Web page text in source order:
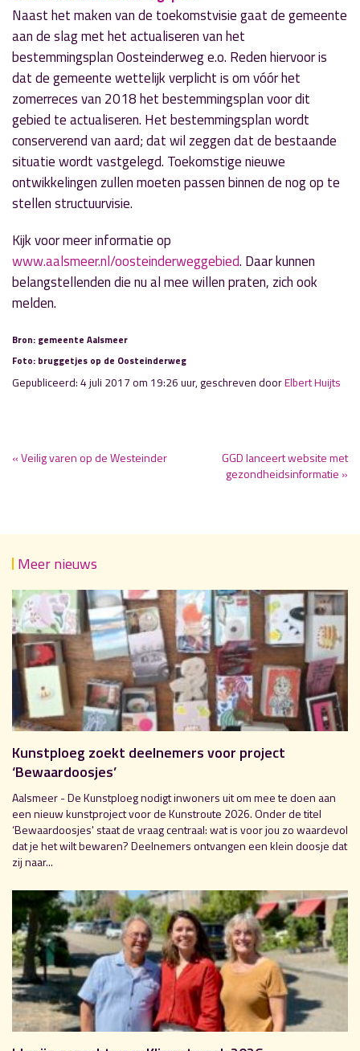
Naast het maken van de toekomstvisie gaat de gemeente
aan de slag met het actualiseren van het
bestemmingsplan Oosteinderweg e.o. Reden hiervoor is
dat de gemeente wettelijk verplicht is om vóór het
zomerreces van 2018 het bestemmingsplan voor dit
gebied te actualiseren. Het bestemmingsplan wordt
conserverend van aard; dat wil zeggen dat de bestaande
situatie wordt vastgelegd. Toekomstige nieuwe
ontwikkelingen zullen moeten passen binnen de nog op te
stellen structuurvisie.
Kijk voor meer informatie op
www.aalsmeer.nl/oosteinderweggebied. Daar kunnen
belangstellenden die nu al mee willen praten, zich ook
melden.
Bron: gemeente Aalsmeer
Foto: bruggetjes op de Oosteinderweg
Gepubliceerd: 4 juli 2017 om 19:26 uur, geschreven doorElbert Huijts
« Veilig varen op de Westeinder
GGD lanceert website met
gezondheidsinformatie »
Meer nieuws
Kunstploeg zoekt deelnemers voor project
‘Bewaardoosjes’
Aalsmeer - De Kunstploeg nodigt inwoners uit om mee te doen aan
een nieuw kunstproject voor de Kunstroute 2026. Onder de titel
‘Bewaardoosjes' staat de vraag centraal: wat is voor jou zo waardevol
dat je het wilt bewaren? Deelnemers ontvangen een klein doosje dat
zij naar...